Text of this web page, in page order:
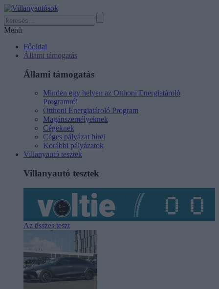
Menü
Főoldal
Állami támogatás
Állami támogatás
Minden egy helyen az Otthoni Energiatároló
Programról
Otthoni Energiatároló Program
Magánszemélyeknek
Cégeknek
Céges pályázat hírei
Korábbi pályázatok
Villanyautó tesztek
Villanyautó tesztek
Az összes teszt